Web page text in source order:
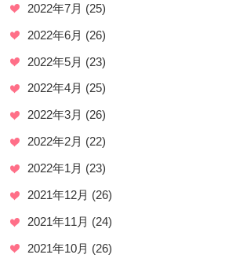
2022年7月 (25)
2022年6月 (26)
2022年5月 (23)
2022年4月 (25)
2022年3月 (26)
2022年2月 (22)
2022年1月 (23)
2021年12月 (26)
2021年11月 (24)
2021年10月 (26)